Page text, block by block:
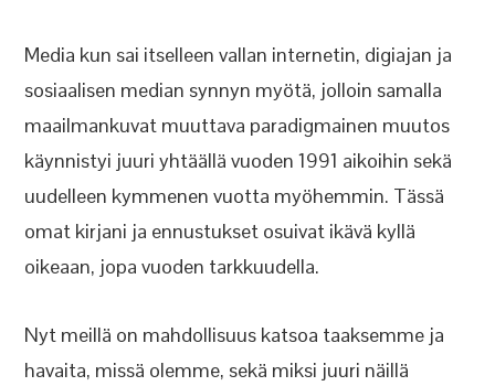
Media kun sai itselleen vallan internetin, digiajan ja
sosiaalisen median synnyn myötä, jolloin samalla
maailmankuvat muuttava paradigmainen muutos
käynnistyi juuri yhtäällä vuoden 1991 aikoihin sekä
uudelleen kymmenen vuotta myöhemmin. Tässä
omat kirjani ja ennustukset osuivat ikävä kyllä
oikeaan, jopa vuoden tarkkuudella.
Nyt meillä on mahdollisuus katsoa taaksemme ja
havaita, missä olemme, sekä miksi juuri näillä